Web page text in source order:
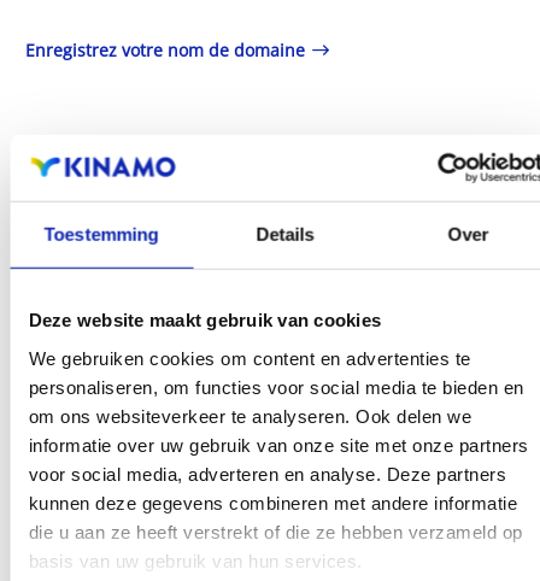
Toestemming Details Over
Deze website maakt gebruik van cookies
We gebruiken cookies om content en advertenties te
personaliseren, om functies voor social media te bieden en
om ons websiteverkeer te analyseren. Ook delen we
informatie over uw gebruik van onze site met onze partners
voor social media, adverteren en analyse. Deze partners
kunnen deze gegevens combineren met andere informatie
die u aan ze heeft verstrekt of die ze hebben verzameld op
basis van uw gebruik van hun services.
Enregistrez votre nom de domaine